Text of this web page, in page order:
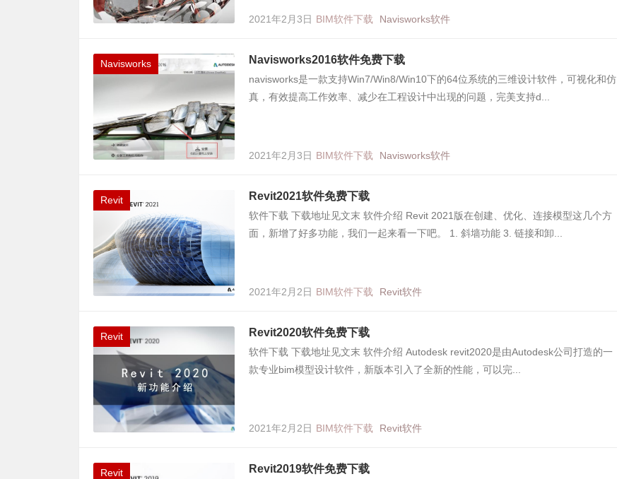
2021年2月3日 BIM软件下载 Navisworks软件
Navisworks Navisworks2016软件免费下载
navisworks是一款支持Win7/Win8/Win10下的64位系统的三维设计软件，可视化和仿
真，有效提高工作效率、减少在工程设计中出现的问题，完美支持d...
2021年2月3日 BIM软件下载 Navisworks软件
Revit Revit2021软件免费下载
软件下载 下载地址见文末 软件介绍 Revit 2021版在创建、优化、连接模型这几个方
面，新增了好多功能，我们一起来看一下吧。 1. 斜墙功能 3. 链接和卸...
2021年2月2日 BIM软件下载 Revit软件
Revit Revit2020软件免费下载
软件下载 下载地址见文末 软件介绍 Autodesk revit2020是由Autodesk公司打造的一
款专业bim模型设计软件，新版本引入了全新的性能，可以完...
2021年2月2日 BIM软件下载 Revit软件
Revit Revit2019软件免费下载